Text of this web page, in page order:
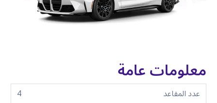
معلومات عامة
عدد المقاعد
4